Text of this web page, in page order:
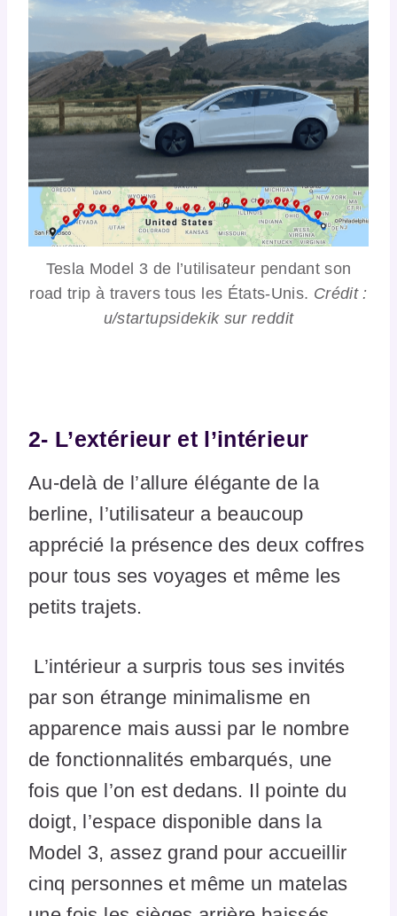
Tesla Model 3 de l’utilisateur pendant son
road trip à travers tous les États-Unis. Crédit :
u/startupsidekik sur reddit
2- L’extérieur et l’intérieur
Au-delà de l’allure élégante de la
berline, l’utilisateur a beaucoup
apprécié la présence des deux coffres
pour tous ses voyages et même les
petits trajets.
L’intérieur a surpris tous ses invités
par son étrange minimalisme en
apparence mais aussi par le nombre
de fonctionnalités embarqués, une
fois que l’on est dedans. Il pointe du
doigt, l’espace disponible dans la
Model 3, assez grand pour accueillir
cinq personnes et même un matelas